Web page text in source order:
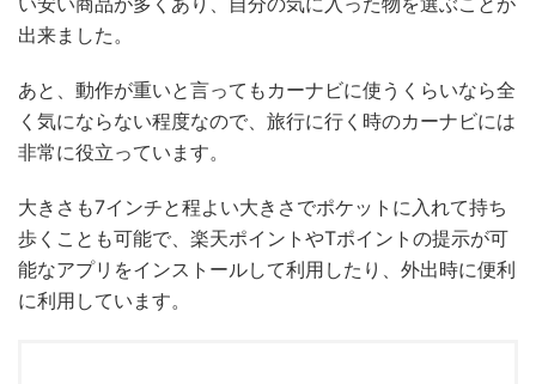
出来ました。
あと、動作が重いと言ってもカーナビに使うくらいなら全
く気にならない程度なので、旅行に行く時のカーナビには
非常に役立っています。
大きさも7インチと程よい大きさでポケットに入れて持ち
歩くことも可能で、楽天ポイントやTポイントの提示が可
能なアプリをインストールして利用したり、外出時に便利
に利用しています。